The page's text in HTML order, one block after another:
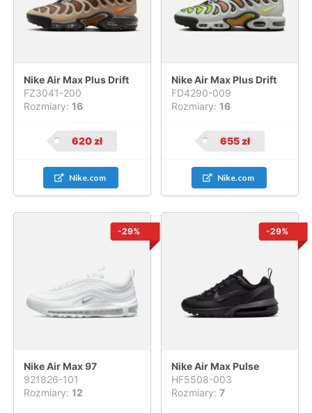
Nike Air Max Plus Drift
FZ3041-200
Rozmiary: 16
620zł
Nike.com
Nike Air Max Plus Drift
FD4290-009
Rozmiary:16
655zł
Nike.com
-29%
Nike Air Max 97
921826-101
Rozmiary: 12
-29%
Nike Air Max Pulse
HF5508-003
Rozmiary:7